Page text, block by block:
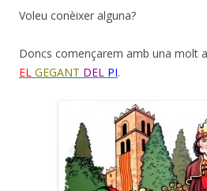
Voleu conèixer alguna?
Doncs començarem amb una molt
EL GEGANT DEL PI.